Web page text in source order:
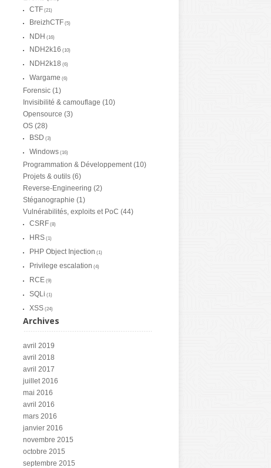
CTF (21)
BreizhCTF (5)
NDH (16)
NDH2k16 (10)
NDH2k18 (6)
Wargame (6)
Forensic (1)
Invisibilité & camouflage (10)
Opensource (3)
OS (28)
BSD (3)
Windows (16)
Programmation & Développement(10)
Projets & outils (6)
Reverse-Engineering (2)
Stéganographie (1)
Vulnérabilités, exploits et PoC (44)
CSRF (8)
HRS (1)
PHP Object Injection (1)
Privilege escalation (4)
RCE (9)
SQLi (1)
XSS (24)
Archives
avril 2019
avril 2018
avril 2017
juillet 2016
mai 2016
avril 2016
mars 2016
janvier 2016
novembre 2015
octobre 2015
septembre 2015